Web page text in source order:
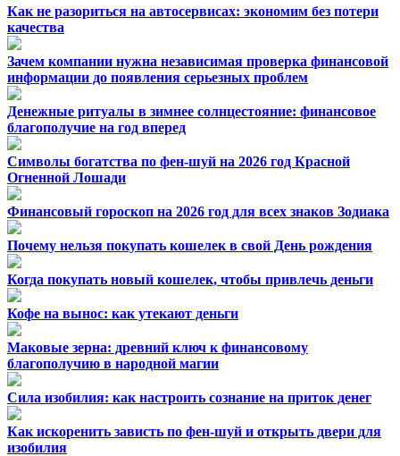
Как не разориться на автосервисах: экономим без потери
качества
Зачем компании нужна независимая проверка финансовой
информации до появления серьезных проблем
Денежные ритуалы в зимнее солнцестояние: финансовое
благополучие на год вперед
Символы богатства по фен-шуй на 2026 год Красной
Огненной Лошади
Финансовый гороскоп на 2026 год для всех знаков Зодиака
Почему нельзя покупать кошелек в свой День рождения
Когда покупать новый кошелек, чтобы привлечь деньги
Кофе на вынос: как утекают деньги
Маковые зерна: древний ключ к финансовому
благополучию в народной магии
Сила изобилия: как настроить сознание на приток денег
Как искоренить зависть по фен-шуй и открыть двери для
изобилия